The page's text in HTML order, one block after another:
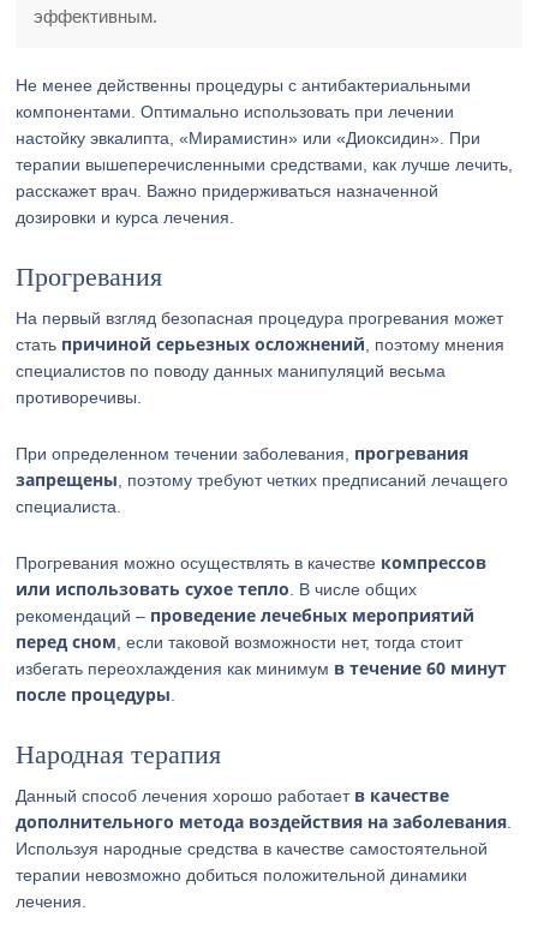
эффективным.
Не менее действенны процедуры с антибактериальными
компонентами. Оптимально использовать при лечении
настойку эвкалипта, «Мирамистин» или «Диоксидин». При
терапии вышеперечисленными средствами, как лучше лечить,
расскажет врач. Важно придерживаться назначенной
дозировки и курса лечения.
Прогревания
На первый взгляд безопасная процедура прогревания может
стать причиной серьезных осложнений , поэтому мнения
специалистов по поводу данных манипуляций весьма
противоречивы.
При определенном течении заболевания, прогревания
запрещены , поэтому требуют четких предписаний лечащего
специалиста.
Прогревания можно осуществлять в качестве компрессов
или использовать сухое тепло . В числе общих
рекомендаций – проведение лечебных мероприятий
перед сном , если таковой возможности нет, тогда стоит
избегать переохлаждения как минимум в течение 60 минут
после процедуры
Народная терапия
Данный способ лечения хорошо работает в качестве
дополнительного метода воздействия на заболевания
Используя народные средства в качестве самостоятельной
терапии невозможно добиться положительной динамики
лечения.